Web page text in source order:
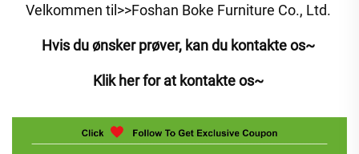
Velkommen til>>Foshan Boke Furniture Co., Ltd.
Hvis du ønsker prøver, kan du kontakte os~
Klik her for at kontakte os~